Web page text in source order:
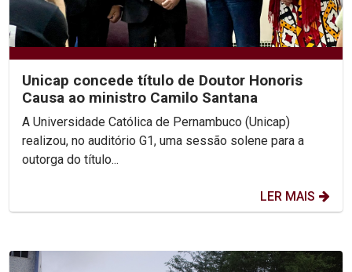
Unicap concede título de Doutor Honoris
Causa ao ministro Camilo Santana
A Universidade Católica de Pernambuco (Unicap)
realizou, no auditório G1, uma sessão solene para a
outorga do título...
LER MAIS